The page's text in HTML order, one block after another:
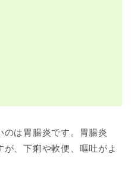
は胃腸炎です。胃腸炎
、下痢や軟便、嘔吐がよ